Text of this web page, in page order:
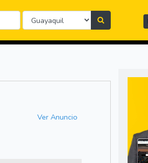
Ver Anuncio